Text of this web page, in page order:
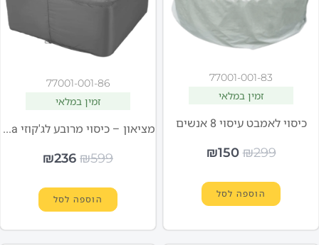
77001-001-83
זמין במלאי
כיסוי לאמבט עיסוי 8 אנשים
₪299
₪150
הוספה לסל
77001-001-86
זמין במלאי
מציאון – כיסוי מרובע לג'קוזי Tribeca ל-6 אנשים
₪599
₪236
הוספה לסל